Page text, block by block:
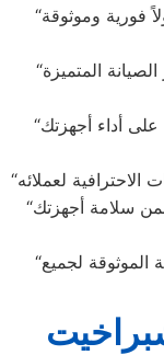
“إصلاح بدقة: توكيل سامسونج يقدم حلولاً فورية وموثوقة
“جاهزية للأفضل: توكيل سامسونج يوفر الصيانة المتميزة
“ضمان الجودة: توكيل سامسونج يحافظ على أداء أجهزتك
“راحة البال والأمان: توكيل سامسونج يضمن سلامة أجهزتك
“ثقة تدوم: توكيل سامسونج يقدم الصيانة الموثوقة لجميع